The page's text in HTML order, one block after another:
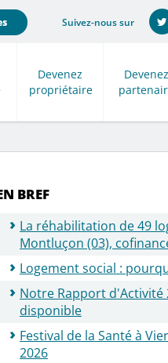
Suivez-nous sur
Devenez
propriétaire
Devenez
BREF
La réhabilitation de 49
Montluçon (03),
Logement social :
Notre Rapport d'Activité
disponible
Festival de la Santé à
2026